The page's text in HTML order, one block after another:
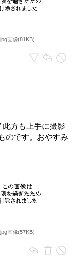
jpg画像(81KB)
此方も上手に撮影
のです。おやすみ
jpg画像(57KB)